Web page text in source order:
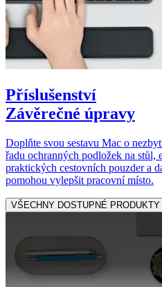
Příslušenství
Závěrečné úpravy
Doplňte svou sestavu Mac o
řadu ochranných podložek na stůl,
praktických cestovních pouzder a
pomohou vylepšit pracovní místo.
VŠECHNY DOSTUPNÉ PRODUKTY